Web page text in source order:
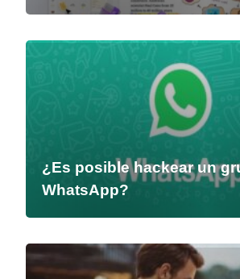
¿Es posible hackear un
WhatsApp?